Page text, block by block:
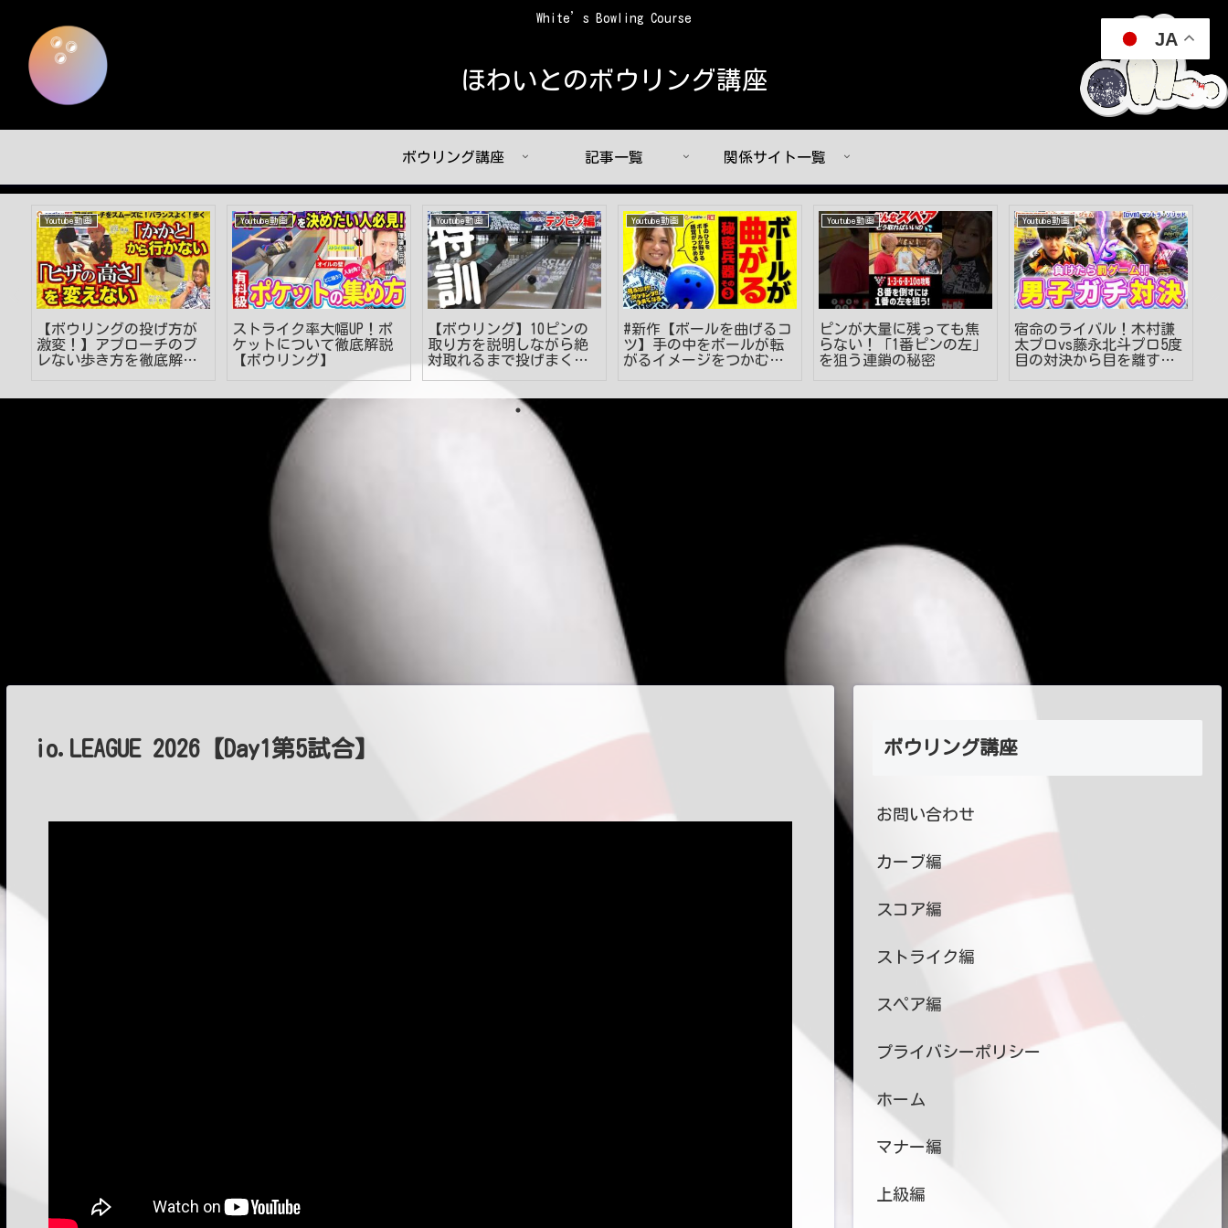
White’s Bowling Course
ほわいとのボウリング講座
ボウリング講座 記事一覧 関係サイト一覧
Youtube動画
【ボウリングの投げ方が
激変！】アプローチのブ
レない歩き方を徹底解
Youtube動画
ストライク率大幅UP！ポ
ケットについて徹底解説
【ボウリング】
Youtube動画
【ボウリング】10ピンの
取り方を説明しながら絶
対取れるまで投げまくり
Youtube動画
#新作【ボールを曲げるコ
ツ】手の中をボールが転
がるイメージをつかむ‼
Youtube動画
ピンが大量に残っても焦
らない！「1番ピンの左」
を狙う連鎖の秘密
Youtube動画
宿命のライバル！木村謙
太プロvs藤永北斗プロ5度
目の対決から目を離す
io.LEAGUE 2026【Day1第5試合】 ボウリング講座
お問い合わせ
カーブ編
スコア編
ストライク編
スペア編
プライバシーポリシー
ホーム
マナー編
上級編
JA